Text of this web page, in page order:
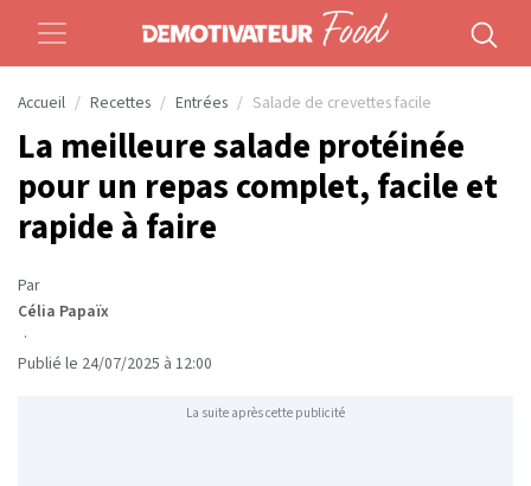
Accueil Recettes Entrées Salade de crevettes facile
La meilleure salade protéinée
pour un repas complet, facile et
rapide à faire
Par
Célia Papaïx
·
Publié le 24/07/2025 à 12:00
La suite après cette publicité